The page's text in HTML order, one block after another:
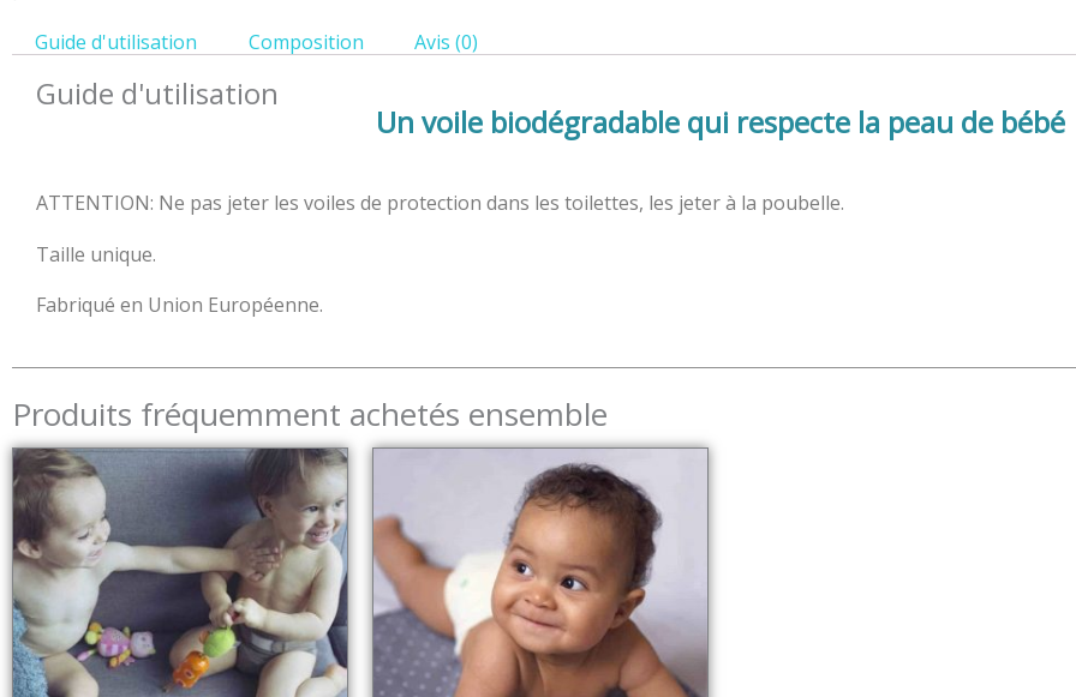
Guide d'utilisation Composition Avis (0)
Guide d'utilisation
Un voile biodégradable qui respecte la peau de bébé
ATTENTION: Ne pas jeter les voiles de protection dans les toilettes, les jeter à la poubelle.
Taille unique.
Fabriqué en Union Européenne.
Produits fréquemment achetés ensemble